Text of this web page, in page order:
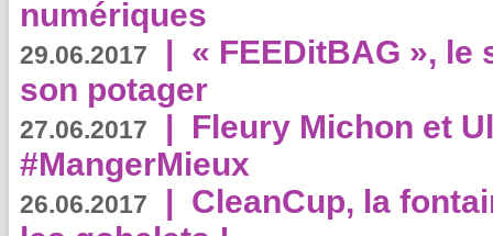
numériques
29.06.2017 | « FEEDitBAG », le
son potager
27.06.2017 | Fleury Michon et
#MangerMieux
26.06.2017 | CleanCup, la